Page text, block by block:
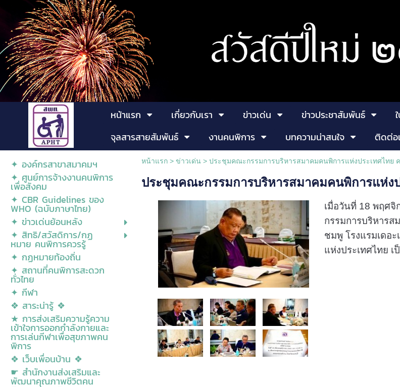
หน้าแรก เกี่ยวกับเรา ข่าวเด่น ข่าวประชาสัมพันธ์
จุลสารสายสัมพันธ์
งานคนพิการ บทความน่าสนใจ ติดต่อ
✦ องค์กรสาขาสมาคมฯ
✦ ศูนย์การจ้างงานคนพิการ
เพื่อสังคม
✦ CBR Guidelines ของ
WHO (ฉบับภาษาไทย)
✦ ข่าวเด่นย้อนหลัง
✦ สิทธิ/สวัสดิการ/กฏ
หมาย คนพิการควรรู้
✦ กฏหมายท้องถิ่น
✦ สถานที่คนพิการสะดวก
ทั่วไทย
✦ กีฬา
❖ สาระน่ารู้ ❖
★ การส่งเสริมความรู้ความ
เข้าใจการออกกำลังกายและ
การเล่นกีฬาเพื่อสุขภาพคน
พิการ
❖ เว็บเพื่อนบ้าน ❖
☛ สำนักงานส่งเสริมและ
พัฒนาคุณภาพชีวิตคน
หน้าแรก> ข่าวเด่น > ประชุมคณะกรรมการบริหารสมาคมคนพิการแห่งประเทศไทย
ประชุมคณะกรรมการบริหารสมาคมคนพิการแห่งป
เมื่อวันที่ 18 พฤศ
กรรมการบริหาร
ชมพู โรงแรมเดอ
แห่งประเทศไทย